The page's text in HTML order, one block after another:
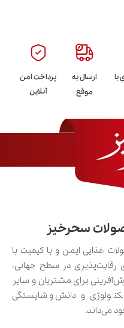
با
ارسال به
موقع
پرداخت امن
آنلاین
سحرخیز
غذایی ایمن و با کیفیت با
در سطح جهانی،
برای مشتریان و سایر
و دانش و شایستگی
می‌داند.